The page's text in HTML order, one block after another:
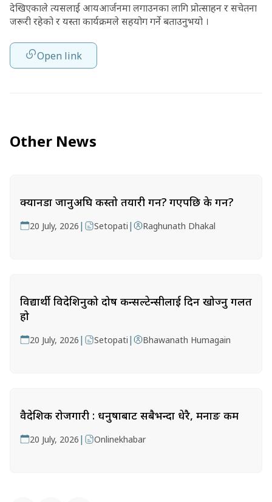
देखिएकाले त्यसलाई आयआर्जनमा लगाउनका लागि प्रोत्साहन र सचेतना
जरूरी रहेको र यस्ता कार्यक्रमले सहयोग गर्ने बताउनुभयो ।
Open link
Other News
क्यानडा जानुअघि कस्तो तयारी गर्ने? गएपछि के गर्ने?
20 July, 2026 | Setopati | Raghunath Dhakal
विद्यार्थी विदेशिनुको दोष कन्सल्टेन्सीलाई दिन खोज्नु गलत
हो
20 July, 2026 | Setopati | Bhawanath Humagain
वैदेशिक रोजगारी : धनुषाबाट सबैभन्दा धेरै, मनाङ कम
20 July, 2026 | Onlinekhabar